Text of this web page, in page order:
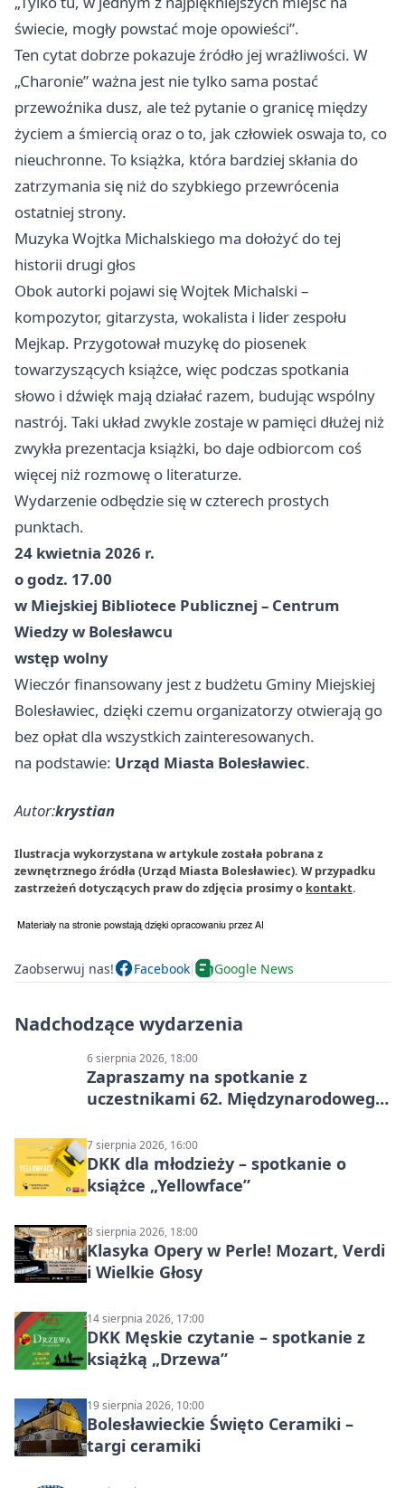
świecie, mogły powstać moje opowieści”.
Ten cytat dobrze pokazuje źródło jej wrażliwości. W
„Charonie” ważna jest nie tylko sama postać
przewoźnika dusz, ale też pytanie o granicę między
życiem a śmiercią oraz o to, jak człowiek oswaja to, co
nieuchronne. To książka, która bardziej skłania do
zatrzymania się niż do szybkiego przewrócenia
ostatniej strony.
Muzyka Wojtka Michalskiego ma dołożyć do tej
historii drugi głos
Obok autorki pojawi się Wojtek Michalski –
kompozytor, gitarzysta, wokalista i lider zespołu
Mejkap. Przygotował muzykę do piosenek
towarzyszących książce, więc podczas spotkania
słowo i dźwięk mają działać razem, budując wspólny
nastrój. Taki układ zwykle zostaje w pamięci dłużej niż
zwykła prezentacja książki, bo daje odbiorcom coś
więcej niż rozmowę o literaturze.
Wydarzenie odbędzie się w czterech prostych
punktach.
24 kwietnia 2026 r.
o godz. 17.00
w Miejskiej Bibliotece Publicznej – Centrum
Wiedzy w Bolesławcu
wstęp wolny
Wieczór finansowany jest z budżetu Gminy Miejskiej
Bolesławiec, dzięki czemu organizatorzy otwierają go
bez opłat dla wszystkich zainteresowanych.
na podstawie: Urząd Miasta Bolesławiec.
Autor:krystian
Ilustracja wykorzystana w artykule została pobrana z
zewnętrznego źródła (Urząd Miasta Bolesławiec). W przypadku
zastrzeżeń dotyczących praw do zdjęcia prosimy o kontakt.
Zaobserwuj nas! Facebook Google News
Nadchodzące wydarzenia
6 sierpnia 2026, 18:00
Zapraszamy na spotkanie z
uczestnikami 62. Międzynarodowego
7 sierpnia 2026, 16:00
DKK dla młodzieży – spotkanie o
książce „Yellowface”
8 sierpnia 2026, 18:00
Klasyka Opery w Perle! Mozart, Verdi
i Wielkie Głosy
14 sierpnia 2026, 17:00
DKK Męskie czytanie – spotkanie z
książką „Drzewa”
19 sierpnia 2026, 10:00
Bolesławieckie Święto Ceramiki –
targi ceramiki